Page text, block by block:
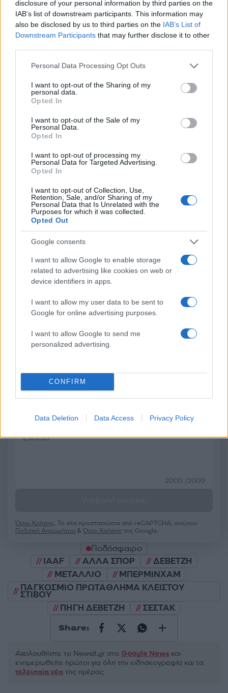
disclosure of your personal information by third parties on the
IAB’s list of downstream participants. This information may
also be disclosed by us to third parties on the IAB’s List of
Downstream Participants that may further disclose it to other
Please note that this website/app uses one or more Google
not limited to your visit or usage behaviour. You may click to
grant or deny consent to Google and its third-party tags to
use your data for below specified purposes in below Google
consent section.
Personal Data Processing Opt Outs
I want to opt-out of the Sharing of my
personal data.
Opted In
I want to opt-out of the Sale of my
Personal Data.
Opted In
I want to opt-out of processing my
Personal Data for Targeted Advertising.
Opted In
I want to opt-out of Collection, Use,
Retention, Sale, and/or Sharing of my
Personal Data that Is Unrelated with the
Purposes for which it was collected.
Opted Out
Google consents
I want to allow Google to enable storage
related to advertising like cookies on web or
device identifiers in apps.
I want to allow my user data to be sent to
Google for online advertising purposes.
I want to allow Google to send me
personalized advertising.
CONFIRM
Data Deletion Data Access Privacy Policy
Σχόλια
Σχολίασε εδώ
50 /50
2000 /2000
Όροι Χρήσης. Το site προστατεύεται από reCAPTCHA, ισχύουν
Πολιτική Απορρήτου &Όροι Χρήσης της Google.
Ποδόσφαιρο
IAAF
ΑΛΛΑ ΣΠΟΡ
ΔΕΒΕΤΖΗ
ΜΕΤΑΛΛΙΟ
ΜΠΕΡΜΙΝΧΑΜ
ΠΑΓΚΟΣΜΙΟ ΠΡΩΤΑΘΛΗΜΑ ΚΛΕΙΣΤΟΥ
ΣΤΙΒΟΥ
ΠΗΓΗ ΔΕΒΕΤΖΗ
ΣΕΣΤΑΚ
Share:
Ακολουθήστε το Νewsit.gr στο Google News και
ενημερωθείτε πρώτοι για όλη την ειδησεογραφία και τα
τελευταία νέα της ημέρας
Αν τα χάσατε
Έφτασε στην Ελλάδα η
για συμμετοχή στην
τραγωδία της Μαρφίν – Θα
μεταφερθεί στη ΓΑΔΑ
«Αφιέρωσε τη ζωή της
είχαν ανάγκη» - Η
δήλωση της
Κυψέλη